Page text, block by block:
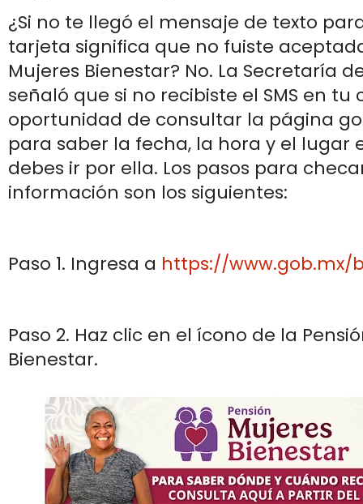
¿Si no te llegó el mensaje de texto
tarjeta significa que no fuiste
Mujeres Bienestar? No. La Secretaría
señaló que si no recibiste el SMS en tu
oportunidad de consultar la página
para saber la fecha, la hora y el lugar
debes ir por ella. Los pasos para
información son los siguientes:
Paso 1. Ingresa a https://www.gob.mx/
Paso 2. Haz clic en el ícono de la
Bienestar.